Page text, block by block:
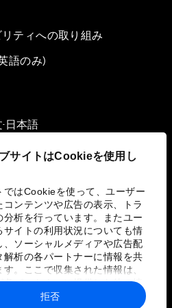
サイトはCookieを使用し
ではCookieを使って、ユーザー
コンテンツや広告の表示、トラ
分析を行っています。またユー
サイトの利用状況についても情
、ソーシャルメディアや広告配
解析の各パートナーに情報を共
。ここで収集された情報は、
各パートナーに提供した他の情
ナーのサービスを使用した際
拒否
ティへの取り組み
語のみ)
▪ 日本語